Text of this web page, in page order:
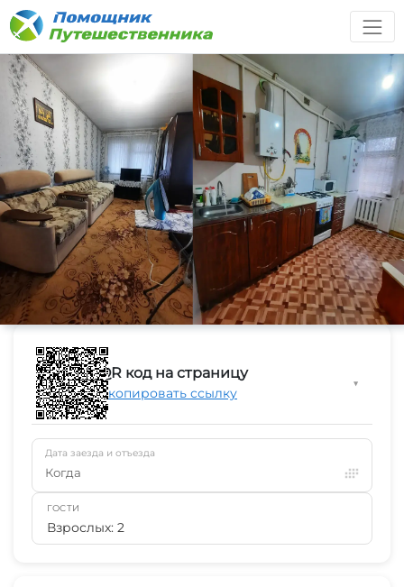
QR код на страницу
Скопировать ссылку
▼
Дата заезда и отъезда
Когда
ГОСТИ
Взрослых: 2